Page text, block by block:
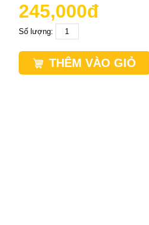
245,000đ
Số lượng:
THÊM VÀO GIỎ